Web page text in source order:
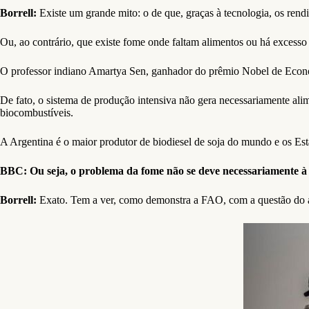
Borrell: Existe um grande mito: o de que, graças à tecnologia, os
Ou, ao contrário, que existe fome onde faltam alimentos ou há
O professor indiano Amartya Sen, ganhador do prêmio Nobel de
De fato, o sistema de produção intensiva não gera necessariamente
biocombustíveis.
A Argentina é o maior produtor de biodiesel de soja do mundo e os
BBC: Ou seja, o problema da fome não se deve
Borrell: Exato. Tem a ver, como demonstra a FAO, com a questão do